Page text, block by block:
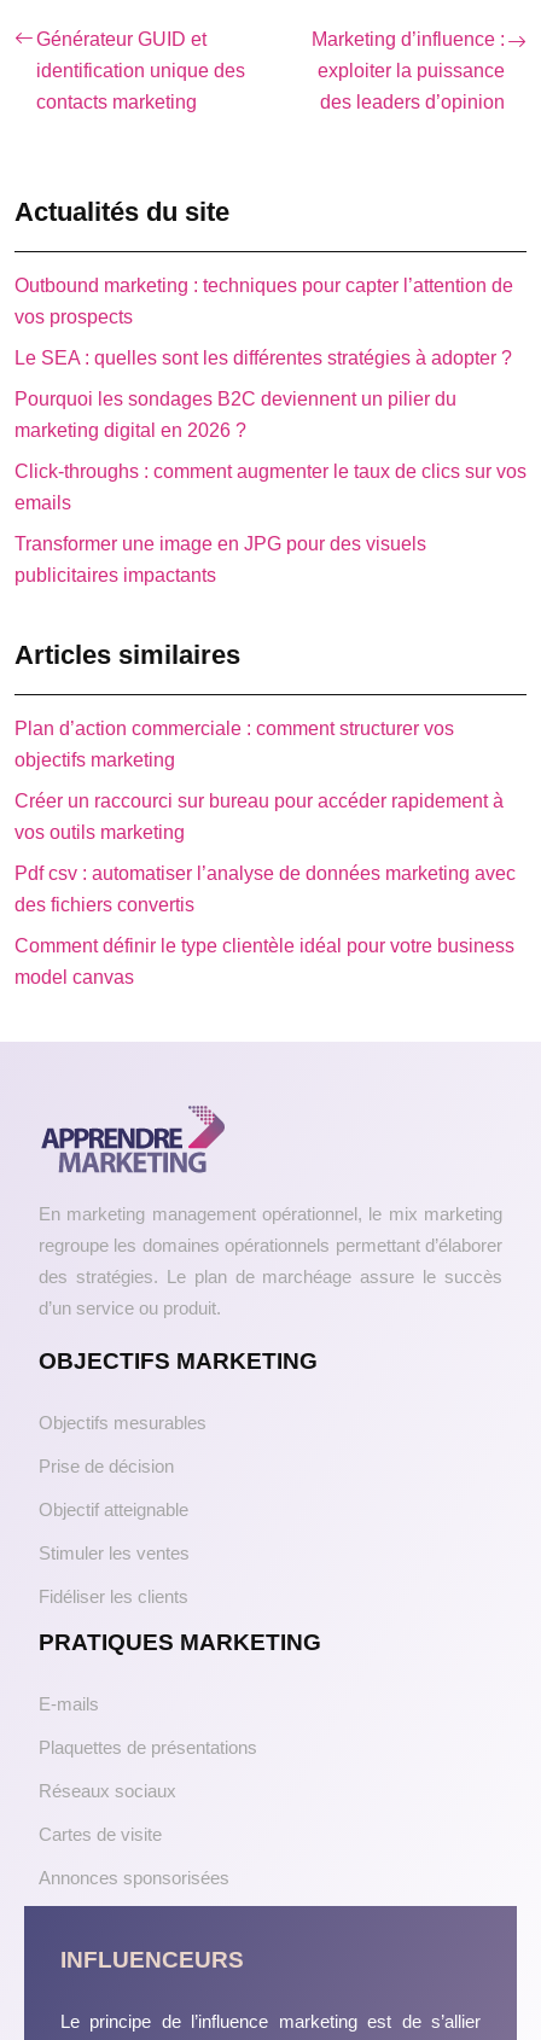
Générateur GUID et
identification unique des
contacts marketing
Marketing d’influence :
exploiter la puissance
des leaders d’opinion
Actualités du site
Outbound marketing : techniques pour capter l’attention de
vos prospects
Le SEA : quelles sont les différentes stratégies à adopter ?
Pourquoi les sondages B2C deviennent un pilier du
marketing digital en 2026 ?
Click-throughs : comment augmenter le taux de clics sur vos
emails
Transformer une image en JPG pour des visuels
publicitaires impactants
Articles similaires
Plan d’action commerciale : comment structurer vos
objectifs marketing
Créer un raccourci sur bureau pour accéder rapidement à
vos outils marketing
Pdf csv : automatiser l’analyse de données marketing avec
des fichiers convertis
Comment définir le type clientèle idéal pour votre business
model canvas
En marketing management opérationnel, le mix marketing
regroupe les domaines opérationnels permettant d’élaborer
des stratégies. Le plan de marchéage assure le succès
d’un service ou produit.
OBJECTIFS MARKETING
Objectifs mesurables
Prise de décision
Objectif atteignable
Stimuler les ventes
Fidéliser les clients
PRATIQUES MARKETING
E-mails
Plaquettes de présentations
Réseaux sociaux
Cartes de visite
Annonces sponsorisées
INFLUENCEURS
Le principe de l’influence marketing est de s’allier